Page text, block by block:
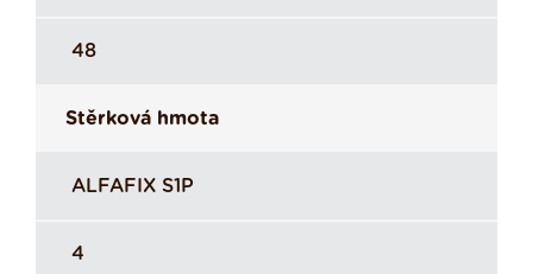
48
Stěrková hmota
ALFAFIX S1P
4